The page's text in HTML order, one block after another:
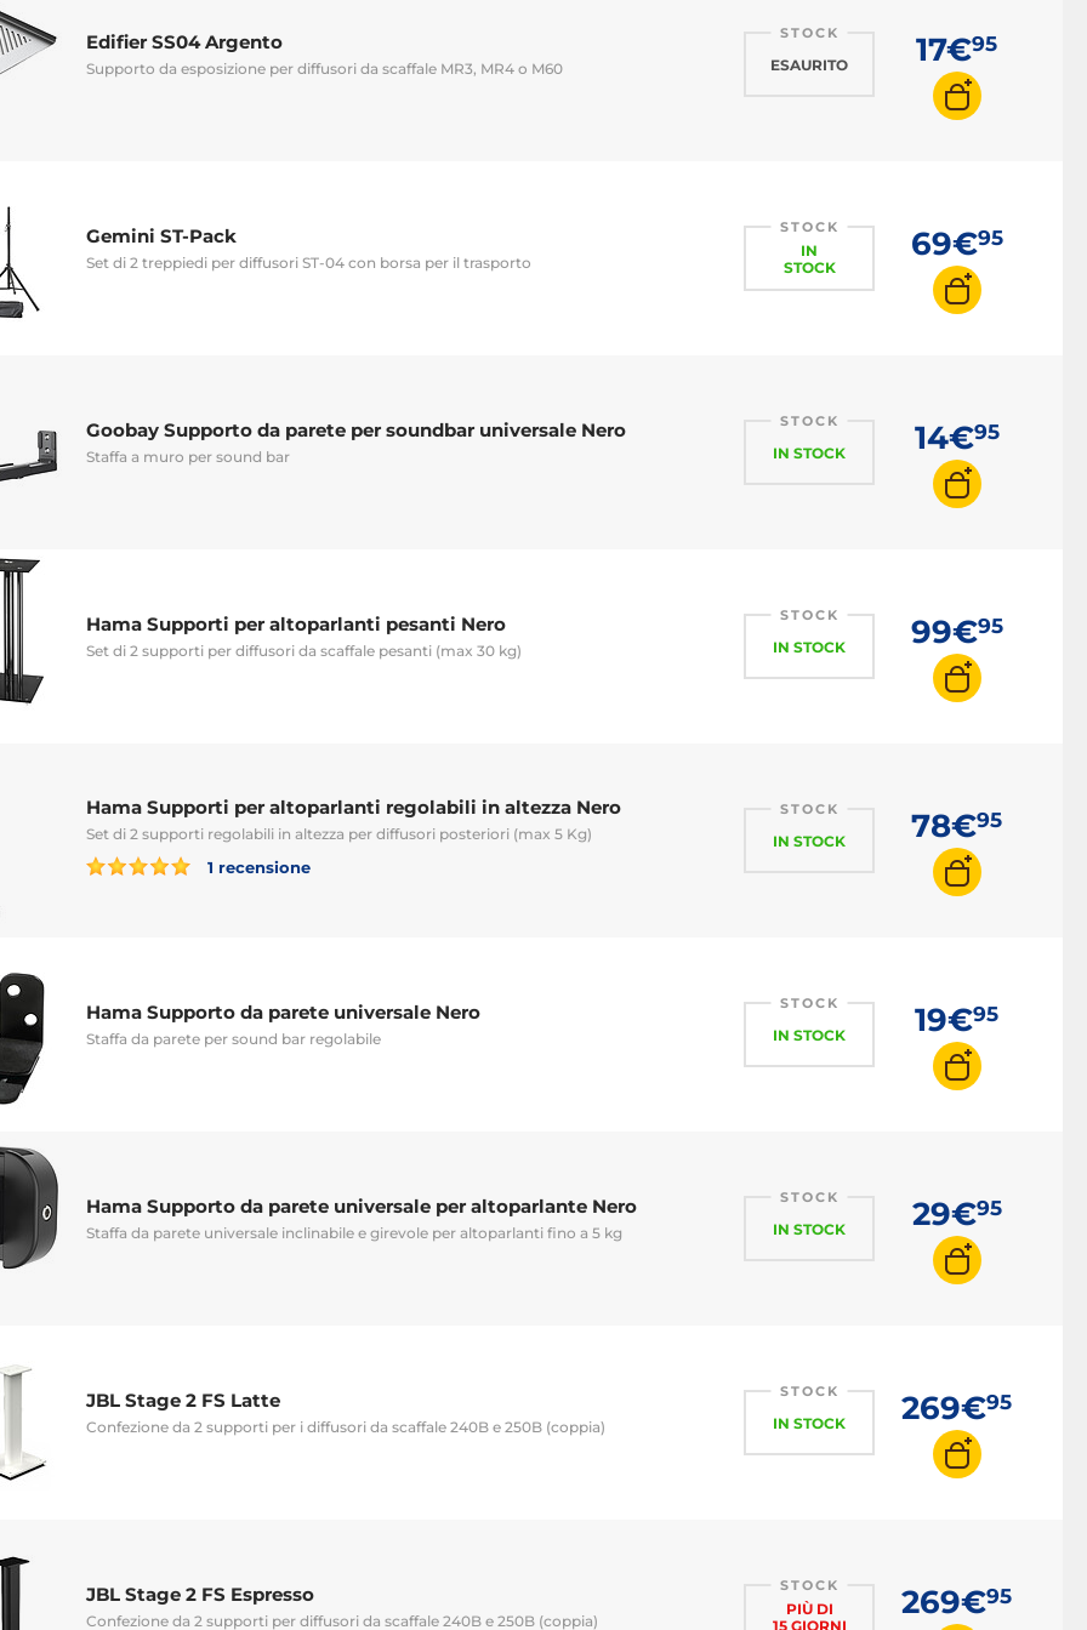
Edifier SS04 Argento
Supporto da esposizione per diffusori da scaffale MR3, MR4 o M60
STOCK
ESAURITO 17€95
Gemini ST-Pack
Set di 2 treppiedi per diffusori ST-04 con borsa per il trasporto
STOCK
IN
STOCK
69€95
Goobay Supporto da parete per soundbar universale Nero
Staffa a muro per sound bar
STOCK
IN STOCK 14€95
Hama Supporti per altoparlanti pesanti Nero
Set di 2 supporti per diffusori da scaffale pesanti (max 30 kg)
STOCK
IN STOCK 99€95
Hama Supporti per altoparlanti regolabili in altezza Nero
Set di 2 supporti regolabili in altezza per diffusori posteriori (max 5 Kg)
1 recensione
STOCK
IN STOCK 78€95
Hama Supporto da parete universale Nero
Staffa da parete per sound bar regolabile
STOCK
IN STOCK 19€95
Hama Supporto da parete universale per altoparlante Nero
Staffa da parete universale inclinabile e girevole per altoparlanti fino a 5 kg
STOCK
IN STOCK 29€95
JBL Stage 2 FS Latte
Confezione da 2 supporti per i diffusori da scaffale 240B e 250B (coppia)
STOCK
IN STOCK 269€95
JBL Stage 2 FS Espresso
Confezione da 2 supporti per diffusori da scaffale 240B e 250B (coppia)
STOCK
PIÙ DI
15 GIORNI
269€95